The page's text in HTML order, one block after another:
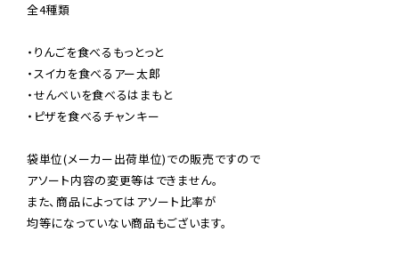
全4種類
・りんごを食べるもっとっと
・スイカを食べるアー太郎
・せんべいを食べるはまもと
・ピザを食べるチャンキー
袋単位(メーカー出荷単位)での販売ですので
アソート内容の変更等はできません。
また、商品によってはアソート比率が
均等になっていない商品もございます。